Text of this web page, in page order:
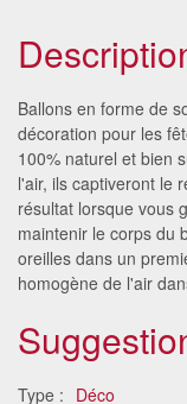
Ballons en forme de
décoration pour les
100% naturel et bien
l'air, ils captiveront le
résultat lorsque vous
maintenir le corps du
oreilles dans un
homogène de l'air
Type : Déco